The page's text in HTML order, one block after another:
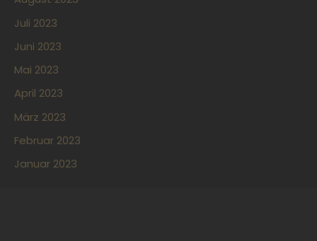
Juli 2023
Juni 2023
Mai 2023
April 2023
März 2023
Februar 2023
Januar 2023